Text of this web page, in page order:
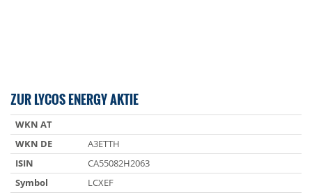
ZUR LYCOS ENERGY AKTIE
WKN AT
WKN DE
A3ETTH
ISIN
CA55082H2063
Symbol
LCXEF